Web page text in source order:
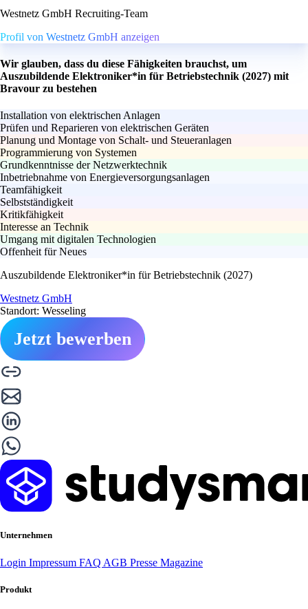
Westnetz GmbH Recruiting-Team
Profil von Westnetz GmbH anzeigen
Wir glauben, dass du diese Fähigkeiten brauchst, um
Auszubildende Elektroniker*in für Betriebstechnik (2027) mit
Bravour zu bestehen
Installation von elektrischen Anlagen
Prüfen und Reparieren von elektrischen Geräten
Planung und Montage von Schalt- und Steueranlagen
Programmierung von Systemen
Grundkenntnisse der Netzwerktechnik
Inbetriebnahme von Energieversorgungsanlagen
Teamfähigkeit
Selbstständigkeit
Kritikfähigkeit
Interesse an Technik
Umgang mit digitalen Technologien
Offenheit für Neues
Auszubildende Elektroniker*in für Betriebstechnik (2027)
Westnetz GmbH
Standort: Wesseling
Jetzt bewerben
Unternehmen
Login Impressum FAQ AGB Presse Magazine
Produkt